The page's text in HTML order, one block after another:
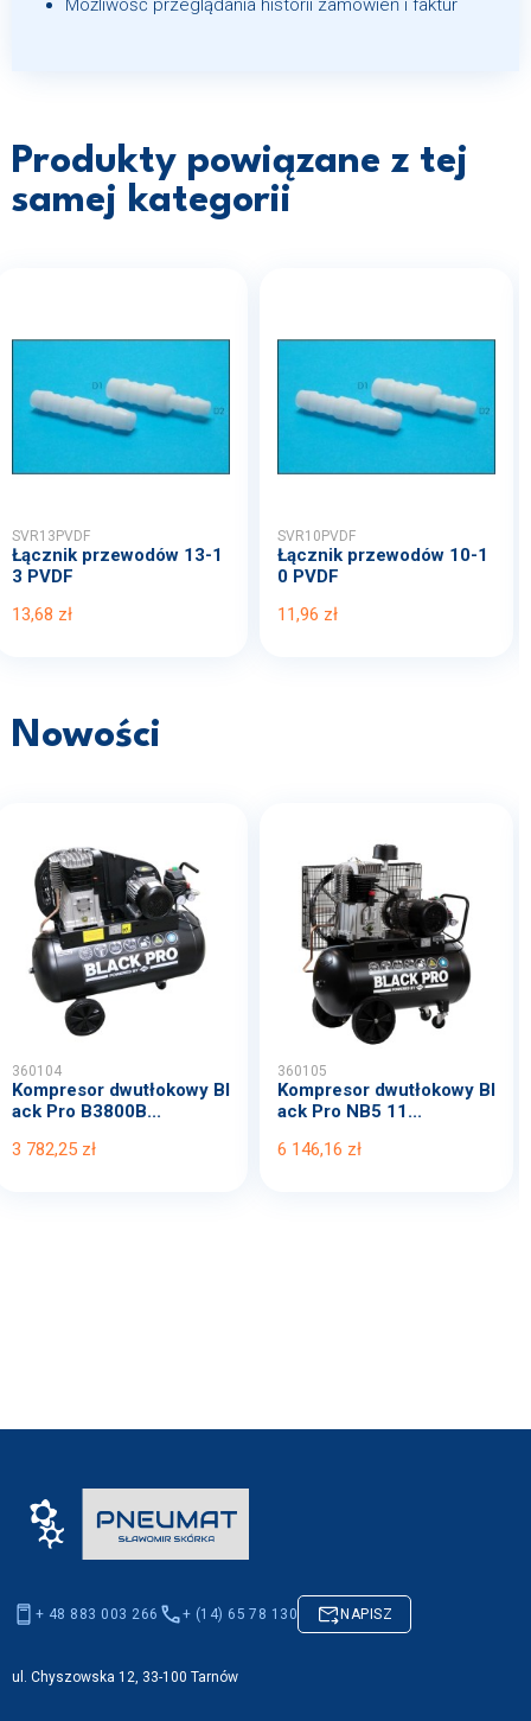
Możliwość przeglądania historii zamówień i faktur
Produkty powiązane z tej
samej kategorii
SVR13PVDF
Łącznik przewodów 13-1
3 PVDF
13,68 zł
SVR10PVDF
Łącznik przewodów 10-1
0 PVDF
11,96 zł
Nowości
360104
Kompresor dwutłokowy Bl
ack Pro B3800B...
3 782,25 zł
360105
Kompresor dwutłokowy Bl
ack Pro NB5 11...
6 146,16 zł
+ 48 883 003 266 + (14) 65 78 130 NAPISZ
ul. Chyszowska 12, 33-100 Tarnów